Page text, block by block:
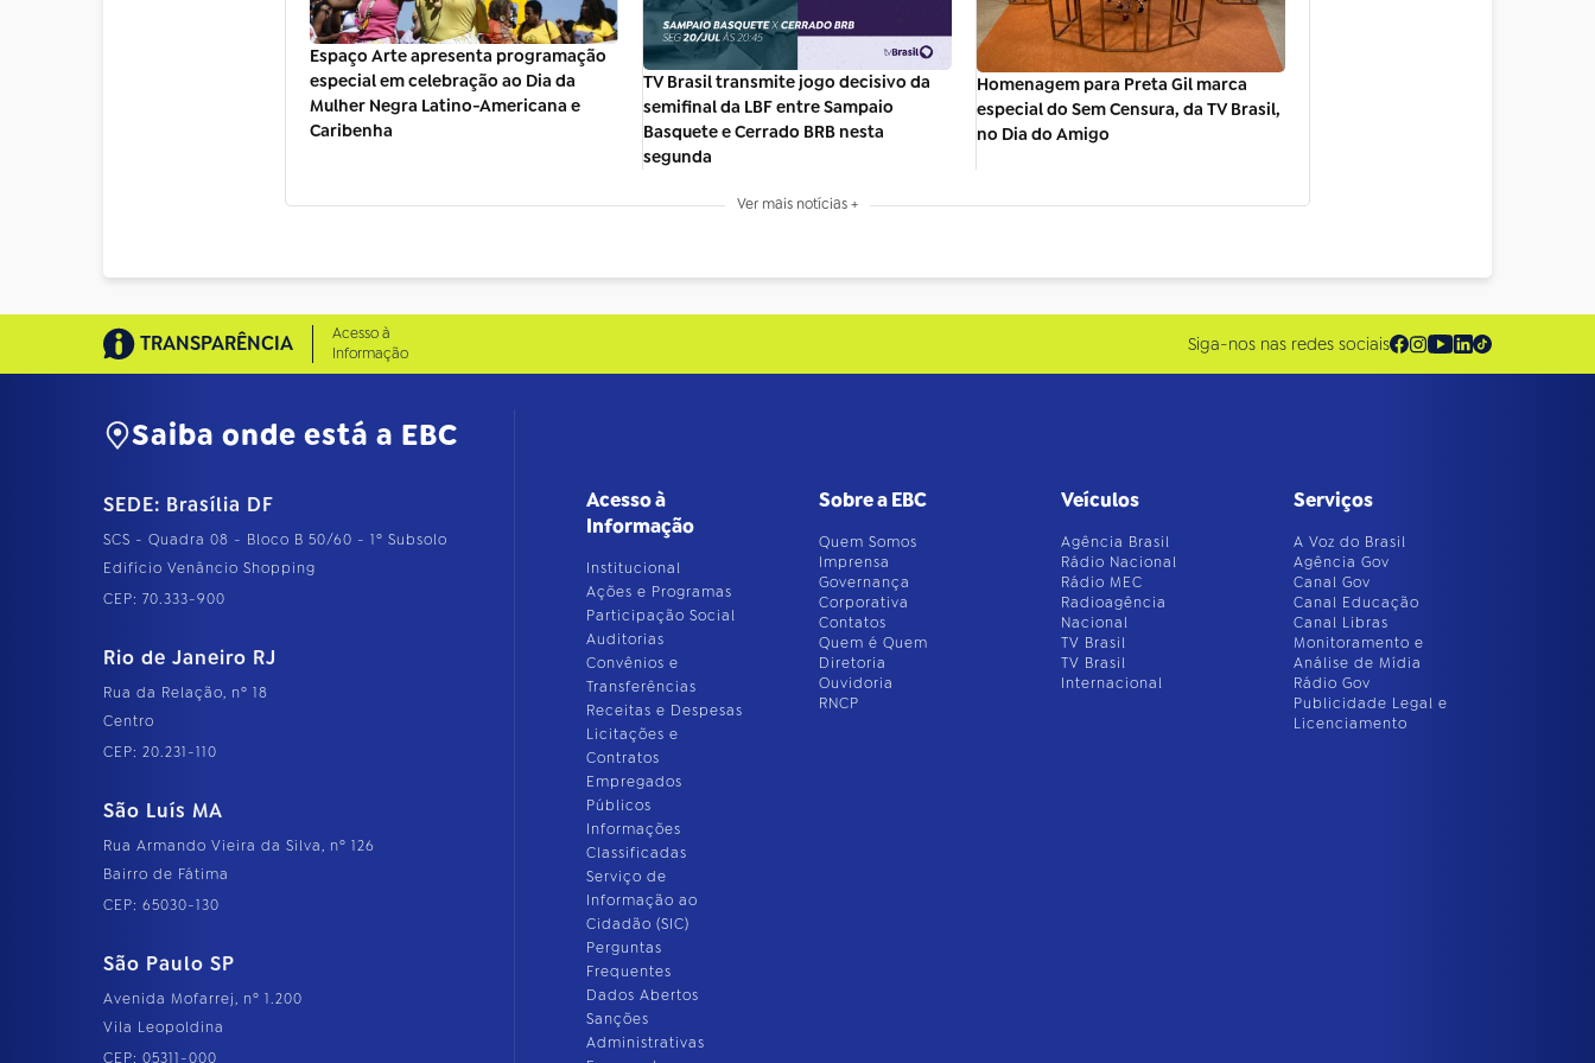
Espaço Arte apresenta programação
especial em celebração ao Dia da
Mulher Negra Latino-Americana e
Caribenha
TV Brasil transmite jogo decisivo da
semifinal da LBF entre Sampaio
Basquete e Cerrado BRB nesta
segunda
Homenagem para Preta Gil marca
especial do Sem Censura, da TV Brasil,
no Dia do Amigo
Ver mais notícias +
TRANSPARÊNCIA
Acesso à
Informação
Siga-nos nas redes sociais
Saiba onde está a EBC
SEDE: Brasília DF
SCS - Quadra 08 - Bloco B 50/60 - 1º Subsolo
Edifício Venâncio Shopping
CEP: 70.333-900
Rio de Janeiro RJ
Rua da Relação, nº 18
Centro
CEP: 20.231-110
São Luís MA
Rua Armando Vieira da Silva, nº 126
Bairro de Fátima
CEP: 65030-130
São Paulo SP
Avenida Mofarrej, nº 1.200
Vila Leopoldina
CEP: 05311-000
Acesso à
Informação
Institucional
Ações e Programas
Participação Social
Auditorias
Convênios e
Transferências
Receitas e Despesas
Licitações e
Contratos
Empregados
Públicos
Informações
Classificadas
Serviço de
Informação ao
Cidadão (SIC)
Perguntas
Frequentes
Dados Abertos
Sanções
Administrativas
Sobre a EBC
Quem Somos
Imprensa
Governança
Corporativa
Contatos
Quem é Quem
Diretoria
Ouvidoria
RNCP
Veículos
Agência Brasil
Rádio Nacional
Rádio MEC
Radioagência
Nacional
TV Brasil
TV Brasil
Internacional
Serviços
A Voz do Brasil
Agência Gov
Canal Gov
Canal Educação
Canal Libras
Monitoramento e
Análise de Mídia
Rádio Gov
Publicidade Legal e
Licenciamento